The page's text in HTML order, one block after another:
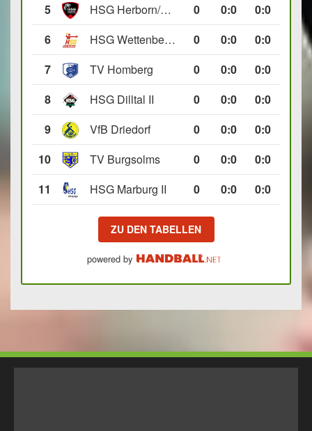
5
HSG Herborn/Seelbach 0 0:0
0:0
6
HSG Wettenberg III 0 0:0
0:0
7
TV Homberg 0 0:0
0:0
8
HSG Dilltal II 0 0:0
0:0
9
VfB Driedorf 0 0:0
0:0
10
TV Burgsolms 0 0:0
0:0
11
HSG Marburg II 0 0:0 0:0
ZU DEN TABELLEN
powered by